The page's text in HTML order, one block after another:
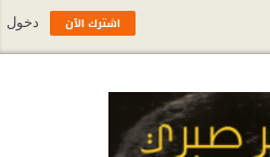
اشترك الآن دخول